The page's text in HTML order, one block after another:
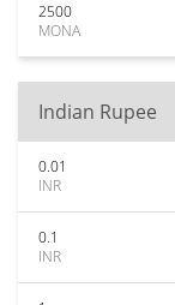
2500
MONA
Indian Rupee
0.01
INR
0.1
INR